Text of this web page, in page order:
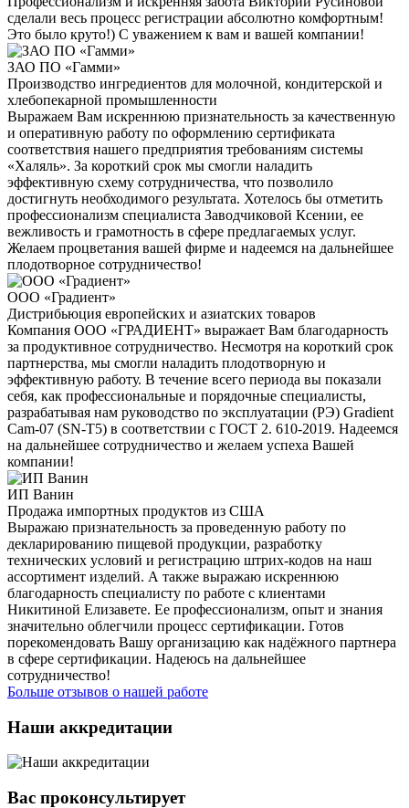
сделали весь процесс регистрации абсолютно комфортным!
Это было круто!) С уважением к вам и вашей компании!
ЗАО ПО «Гамми»
Производство ингредиентов для молочной, кондитерской и
хлебопекарной промышленности
Выражаем Вам искреннюю признательность за качественную
и оперативную работу по оформлению сертификата
соответствия нашего предприятия требованиям системы
«Халяль». За короткий срок мы смогли наладить
эффективную схему сотрудничества, что позволило
достигнуть необходимого результата. Хотелось бы отметить
профессионализм специалиста Заводчиковой Ксении, ее
вежливость и грамотность в сфере предлагаемых услуг.
Желаем процветания вашей фирме и надеемся на дальнейшее
плодотворное сотрудничество!
ООО «Градиент»
Дистрибьюция европейских и азиатских товаров
Компания ООО «ГРАДИЕНТ» выражает Вам благодарность
за продуктивное сотрудничество. Несмотря на короткий срок
партнерства, мы смогли наладить плодотворную и
эффективную работу. В течение всего периода вы показали
себя, как профессиональные и порядочные специалисты,
разрабатывая нам руководство по эксплуатации (РЭ) Gradient
Cam-07 (SN-T5) в соответствии с ГОСТ 2. 610-2019. Надеемся
на дальнейшее сотрудничество и желаем успеха Вашей
компании!
ИП Ванин
Продажа импортных продуктов из США
Выражаю признательность за проведенную работу по
декларированию пищевой продукции, разработку
технических условий и регистрацию штрих-кодов на наш
ассортимент изделий. А также выражаю искреннюю
благодарность специалисту по работе с клиентами
Никитиной Елизавете. Ее профессионализм, опыт и знания
значительно облегчили процесс сертификации. Готов
порекомендовать Вашу организацию как надёжного партнера
в сфере сертификации. Надеюсь на дальнейшее
сотрудничество!
Больше отзывов о нашей работе
Наши аккредитации
Вас проконсультирует